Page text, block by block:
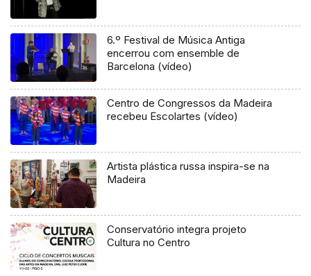
6.º Festival de Música Antiga
encerrou com ensemble de
Barcelona (vídeo)
Centro de Congressos da Madeira
recebeu Escolartes (vídeo)
Artista plástica russa inspira-se na
Madeira
Conservatório integra projeto
Cultura no Centro